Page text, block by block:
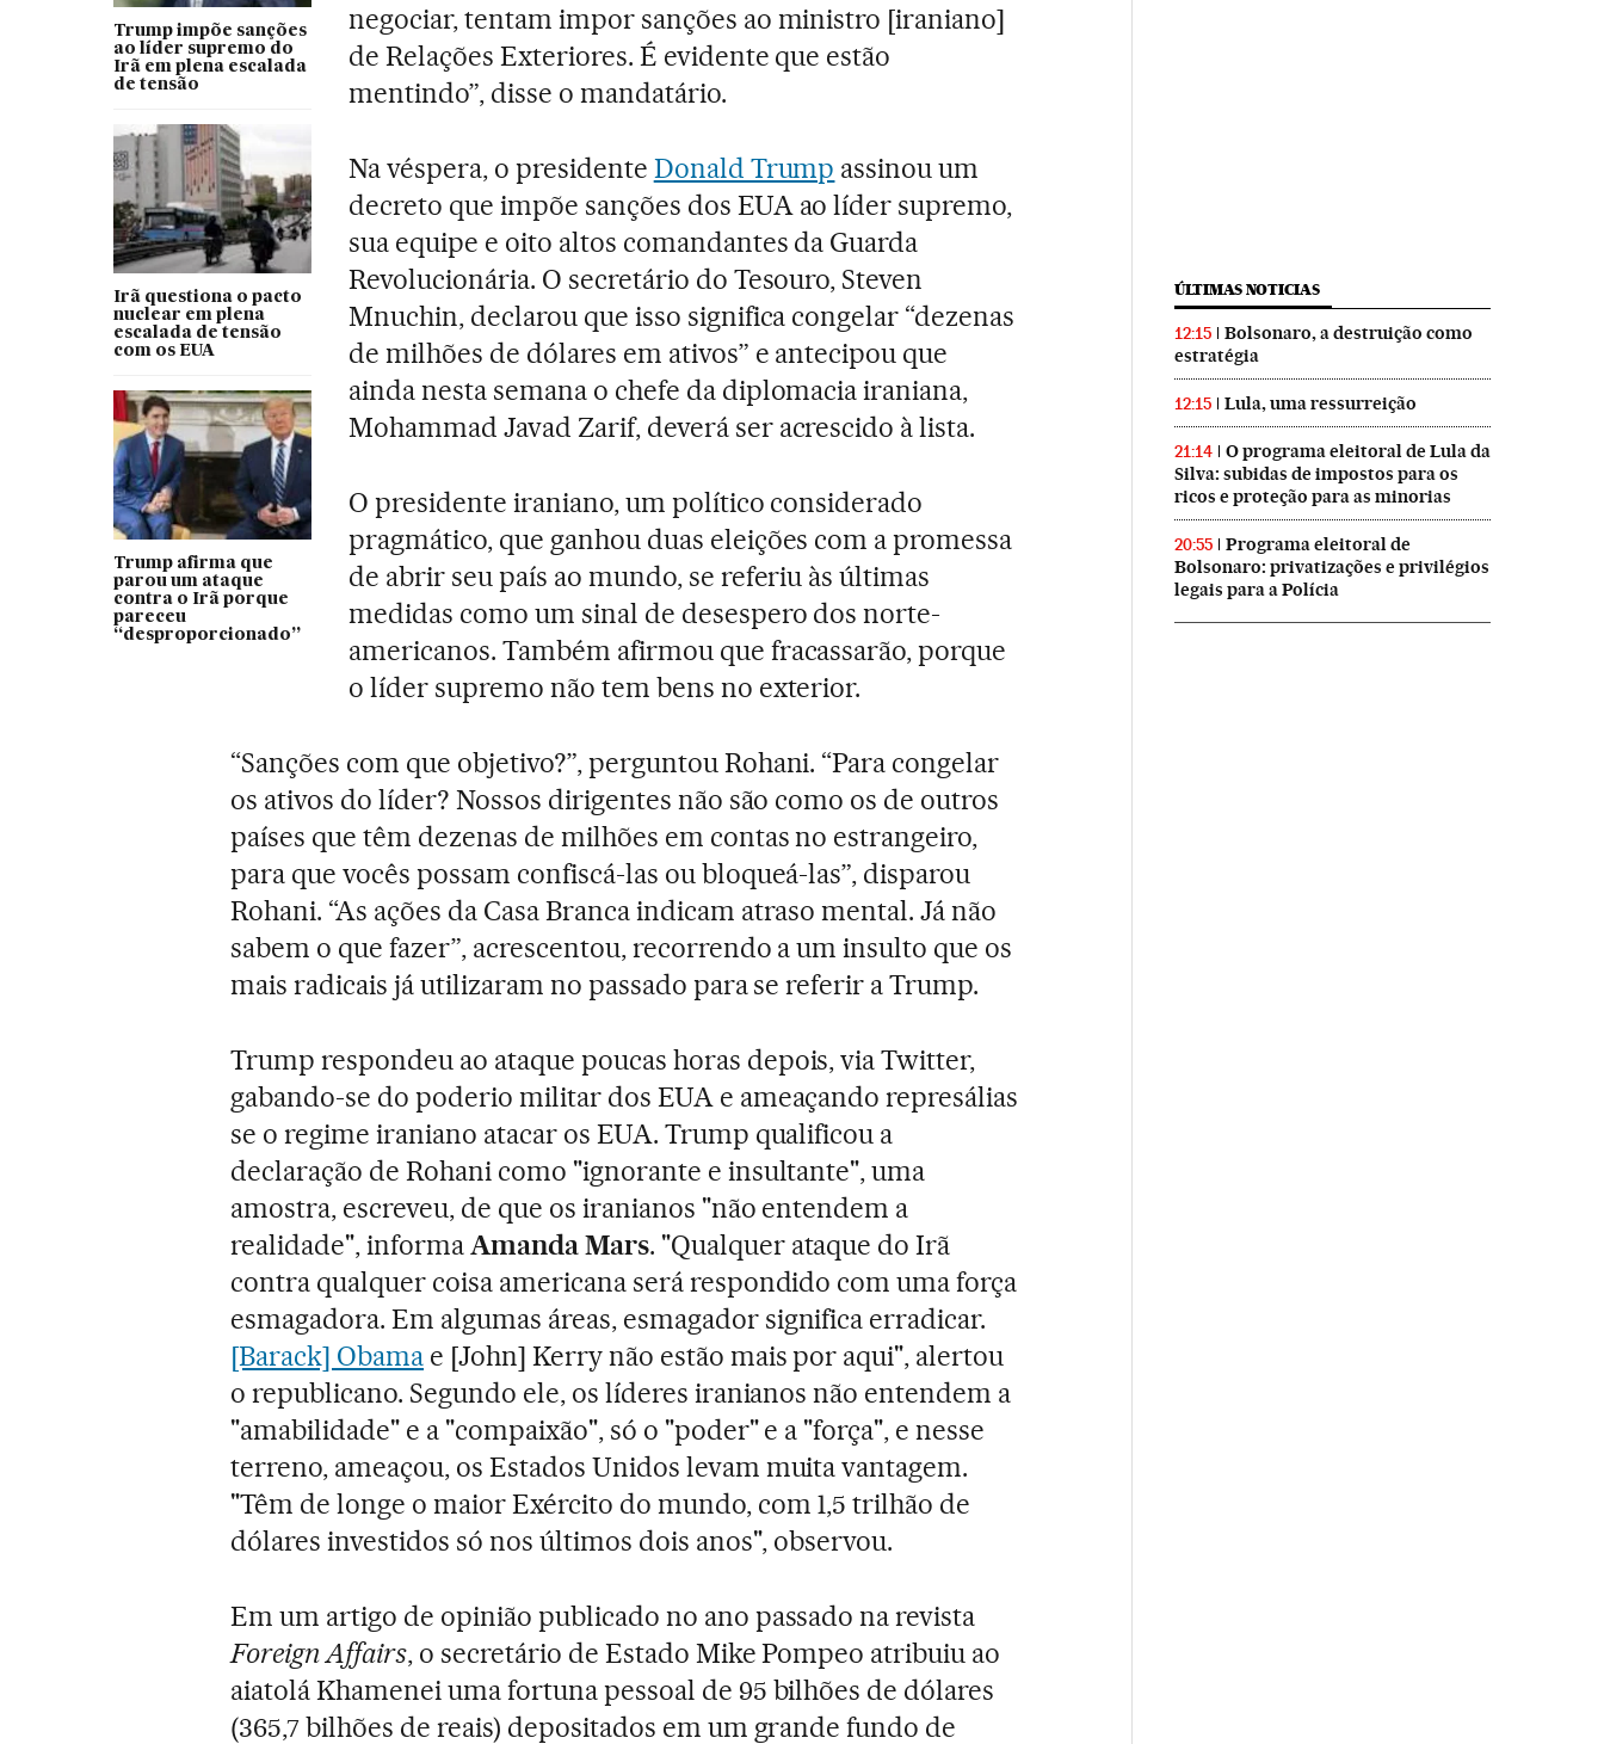
Trump impõe sanções
ao líder supremo do
Irã em plena escalada
de tensão
Irã questiona o pacto
nuclear em plena
escalada de tensão
com os EUA
Trump afirma que
parou um ataque
contra o Irã porque
pareceu
“desproporcionado”
negociar, tentam impor sanções ao ministro [iraniano]
de Relações Exteriores. É evidente que estão
mentindo”, disse o mandatário.
Na véspera, o presidente Donald Trump assinou um
decreto que impõe sanções dos EUA ao líder supremo,
sua equipe e oito altos comandantes da Guarda
Revolucionária. O secretário do Tesouro, Steven
Mnuchin, declarou que isso significa congelar “dezenas
de milhões de dólares em ativos” e antecipou que
ainda nesta semana o chefe da diplomacia iraniana,
Mohammad Javad Zarif, deverá ser acrescido à lista.
O presidente iraniano, um político considerado
pragmático, que ganhou duas eleições com a promessa
de abrir seu país ao mundo, se referiu às últimas
medidas como um sinal de desespero dos norte-
americanos. Também afirmou que fracassarão, porque
o líder supremo não tem bens no exterior.
“Sanções com que objetivo?”, perguntou Rohani. “Para congelar
os ativos do líder? Nossos dirigentes não são como os de outros
países que têm dezenas de milhões em contas no estrangeiro,
para que vocês possam confiscá-las ou bloqueá-las”, disparou
Rohani. “As ações da Casa Branca indicam atraso mental. Já não
sabem o que fazer”, acrescentou, recorrendo a um insulto que os
mais radicais já utilizaram no passado para se referir a Trump.
Trump respondeu ao ataque poucas horas depois, via Twitter,
gabando-se do poderio militar dos EUA e ameaçando represálias
se o regime iraniano atacar os EUA. Trump qualificou a
declaração de Rohani como "ignorante e insultante", uma
amostra, escreveu, de que os iranianos "não entendem a
realidade", informaAmanda Mars. "Qualquer ataque do Irã
contra qualquer coisa americana será respondido com uma força
esmagadora. Em algumas áreas, esmagador significa erradicar.
[Barack] Obama e [John] Kerry não estão mais por aqui", alertou
o republicano. Segundo ele, os líderes iranianos não entendem a
"amabilidade" e a "compaixão", só o "poder" e a "força", e nesse
terreno, ameaçou, os Estados Unidos levam muita vantagem.
"Têm de longe o maior Exército do mundo, com 1,5 trilhão de
dólares investidos só nos últimos dois anos", observou.
Em um artigo de opinião publicado no ano passado na revista
Foreign Affairs, o secretário de Estado Mike Pompeo atribuiu ao
aiatolá Khamenei uma fortuna pessoal de 95 bilhões de dólares
(365,7 bilhões de reais) depositados em um grande fundo de
ÚLTIMAS NOTICIAS
12:15
Bolsonaro, a destruição como
estratégia
12:15 Lula, uma ressurreição
21:14
O programa eleitoral de Lula da
Silva: subidas de impostos para os
ricos e proteção para as minorias
20:55
Programa eleitoral de
Bolsonaro: privatizações e privilégios
legais para a Polícia